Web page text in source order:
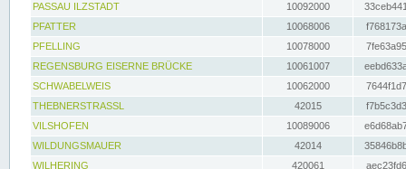
PASSAU ILZSTADT
10092000
PFATTER
10068006
PFELLING
10078000
REGENSBURG EISERNE BRÜCKE
10061007
SCHWABELWEIS
10062000
THEBNERSTRASSL
42015
VILSHOFEN
10089006
WILDUNGSMAUER
42014
WILHERING
420061